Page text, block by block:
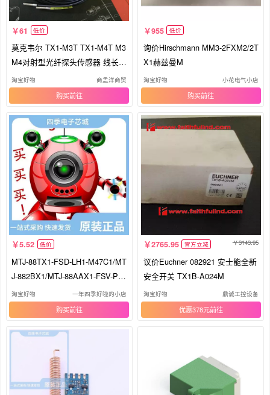
61 低价
莫克韦尔 TX1-M3T TX1-M4T M3
M4对射型光纤探头传感器 线长1
m
淘宝好物 商孟洋商贸
购买
955 低价
询价Hirschmann MM3-2FXM2/2T
X1赫兹曼M
淘宝好物 小花电气小店
购买
5.52 低价
MTJ-88TX1-FSD-LH1-M47C1/MT
J-882BX1/MTJ-88AAX1-FSV-PG-
LH
淘宝好物 一年四季好啦的小店
购买
2765.95 官方立减 3143.95
议价Euchner 082921 安士能全新
安全开关 TX1B-A024M
淘宝好物 鼎诚工控设备
优惠378元